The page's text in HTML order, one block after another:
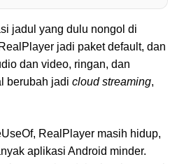
jadul yang dulu nongol di
jadi paket default, dan
dan video, ringan, dan
berubah jadi cloud streaming,
RealPlayer masih hidup,
aplikasi Android minder.